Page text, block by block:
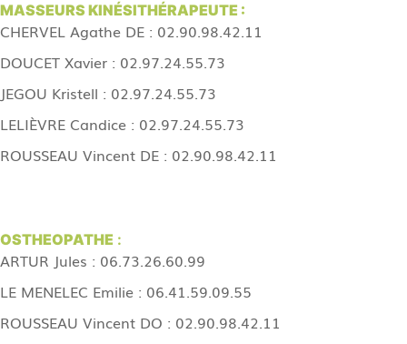
MASSEURS KINÉSITHÉRAPEUTE :
CHERVEL Agathe DE : 02.90.98.42.11
DOUCET Xavier : 02.97.24.55.73
JEGOU Kristell : 02.97.24.55.73
LELIÈVRE Candice : 02.97.24.55.73
ROUSSEAU Vincent DE : 02.90.98.42.11
OSTHEOPATHE :
ARTUR Jules : 06.73.26.60.99
LE MENELEC Emilie : 06.41.59.09.55
ROUSSEAU Vincent DO : 02.90.98.42.11